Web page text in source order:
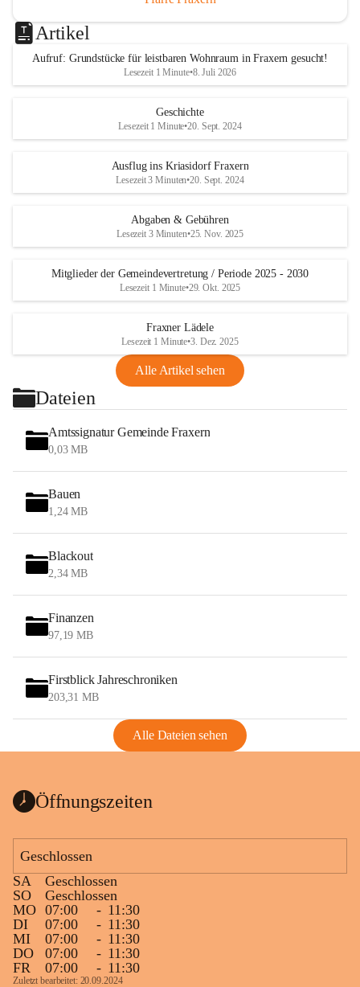
Artikel
Aufruf: Grundstücke für leistbaren Wohnraum in Fraxern gesucht!
Lesezeit 1 Minute•8. Juli 2026
Geschichte
Lesezeit 1 Minute•20. Sept. 2024
Ausflug ins Kriasidorf Fraxern
Lesezeit 3 Minuten•20. Sept. 2024
Abgaben & Gebühren
Lesezeit 3 Minuten•25. Nov. 2025
Mitglieder der Gemeindevertretung / Periode 2025 - 2030
Lesezeit 1 Minute•29. Okt. 2025
Fraxner Lädele
Lesezeit 1 Minute•3. Dez. 2025
Alle Artikel sehen
Dateien
Amtssignatur Gemeinde Fraxern
0,03 MB
Bauen
1,24 MB
Blackout
2,34 MB
Finanzen
97,19 MB
Firstblick Jahreschroniken
203,31 MB
Alle Dateien sehen
Öffnungszeiten
Geschlossen
SA
Geschlossen
SO
Geschlossen
MO 07:00 - 11:30
DI
07:00 - 11:30
MI
07:00 - 11:30
DO
07:00 - 11:30
FR
07:00 - 11:30
Zuletzt bearbeitet: 20.09.2024